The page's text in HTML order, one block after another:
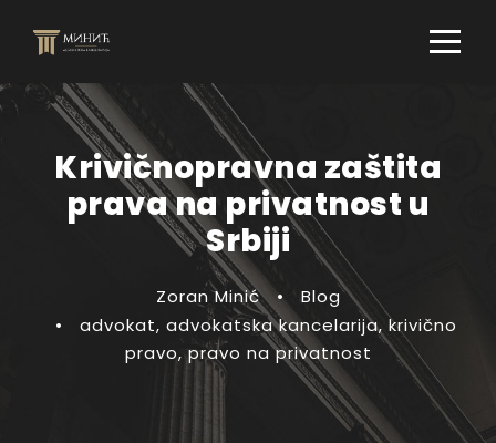
Krivičnopravna zaštita
prava na privatnost u
Srbiji
Zoran Minić •
Blog
•
advokat, advokatska kancelarija, krivično
pravo, pravo na privatnost